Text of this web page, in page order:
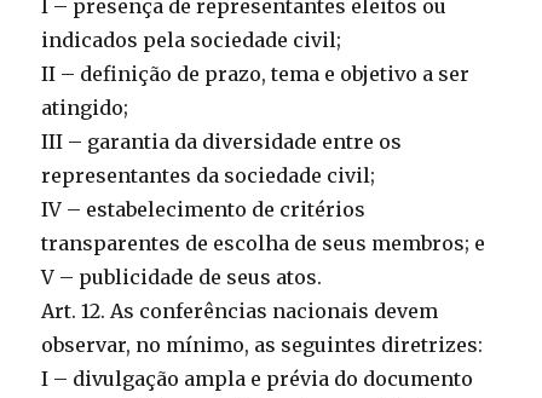
I – presença de representantes eleitos ou
indicados pela sociedade civil;
II – definição de prazo, tema e objetivo a ser
atingido;
III – garantia da diversidade entre os
representantes da sociedade civil;
IV – estabelecimento de critérios
transparentes de escolha de seus membros; e
V – publicidade de seus atos.
Art. 12. As conferências nacionais devem
observar, no mínimo, as seguintes diretrizes:
I – divulgação ampla e prévia do documento